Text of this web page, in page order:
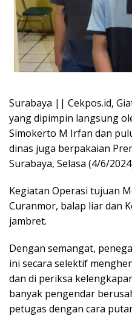
Surabaya || Cekpos.id,
yang dipimpin langsung
Simokerto M Irfan dan
dinas juga berpakaian
Surabaya, Selasa (4/6/
Kegiatan Operasi tujuan
Curanmor, balap liar dan
jambret.
Dengan semangat,
ini secara selektif
dan di periksa
banyak pengendar
petugas dengan cara